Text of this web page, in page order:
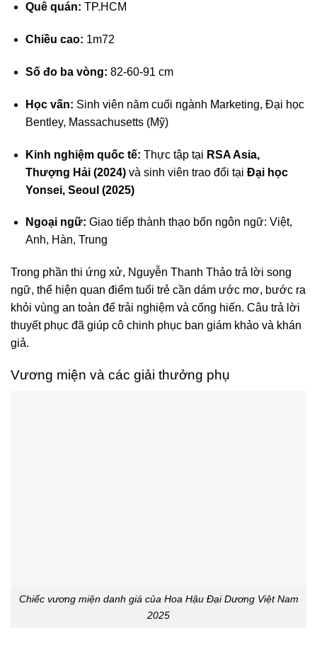
Quê quán: TP.HCM
Chiều cao: 1m72
Số đo ba vòng: 82-60-91 cm
Học vấn: Sinh viên năm cuối ngành Marketing, Đại học
Bentley, Massachusetts (Mỹ)
Kinh nghiệm quốc tế: Thực tập tại RSA Asia,
Thượng Hải (2024)và sinh viên trao đổi tại Đại học
Yonsei, Seoul (2025)
Ngoại ngữ: Giao tiếp thành thạo bốn ngôn ngữ: Việt,
Anh, Hàn, Trung
Trong phần thi ứng xử, Nguyễn Thanh Thảo trả lời song
ngữ, thể hiện quan điểm tuổi trẻ cần dám ước mơ, bước ra
khỏi vùng an toàn để trải nghiệm và cống hiến. Câu trả lời
thuyết phục đã giúp cô chinh phục ban giám khảo và khán
giả.
Vương miện và các giải thưởng phụ
Chiếc vương miện danh giá của Hoa Hậu Đại Dương Việt Nam
2025